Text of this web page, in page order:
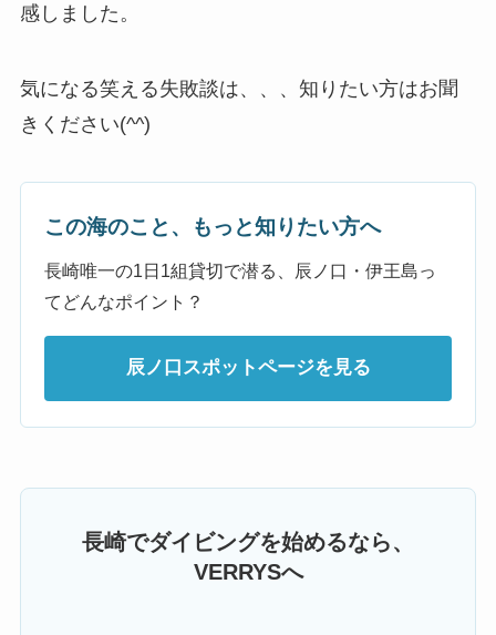
感しました。
気になる笑える失敗談は、、、知りたい方はお聞
きください(^^)
この海のこと、もっと知りたい方へ
長崎唯一の1日1組貸切で潜る、辰ノ口・伊王島っ
てどんなポイント？
辰ノ口スポットページを見る
長崎でダイビングを始めるなら、
VERRYSへ